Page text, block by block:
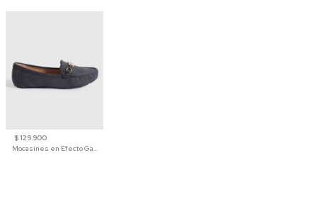
$ 129.900
Mocasines en Efecto Gamuzado Para Mujer